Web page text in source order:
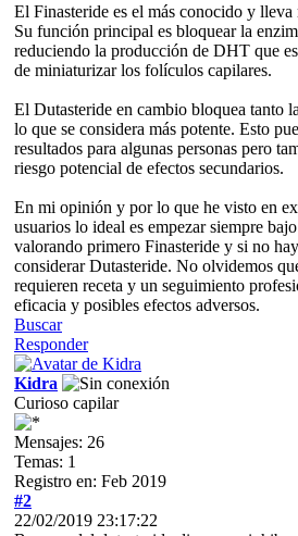
El Finasteride es el más conocido y lleva
Su función principal es bloquear la
reduciendo la producción de DHT que
de miniaturizar los folículos capilares.
El Dutasteride en cambio bloquea tanto
lo que se considera más potente. Esto
resultados para algunas personas pero
riesgo potencial de efectos secundarios.
En mi opinión y por lo que he visto en
usuarios lo ideal es empezar siempre
valorando primero Finasteride y si no
considerar Dutasteride. No olvidemos
requieren receta y un seguimiento
eficacia y posibles efectos adversos.
Buscar
Responder
Kidra
Curioso capilar
Mensajes: 26
Temas: 1
Registro en: Feb 2019
#2
22/02/2019 23:17:22